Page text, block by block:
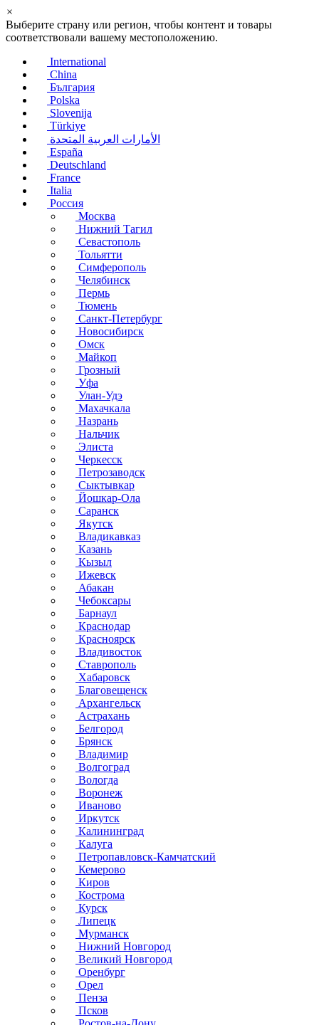
×
Выберите страну или регион, чтобы контент и товары
соответствовали вашему местоположению.
International
China
България
Polska
Slovenija
Türkiye
الأمارات العربية المتحدة
España
Deutschland
France
Italia
Россия
Москва
Нижний Тагил
Севастополь
Тольятти
Симферополь
Челябинск
Пермь
Тюмень
Санкт-Петербург
Новосибирск
Омск
Майкоп
Грозный
Уфа
Улан-Удэ
Махачкала
Назрань
Нальчик
Элиста
Черкесск
Петрозаводск
Сыктывкар
Йошкар-Ола
Саранск
Якутск
Владикавказ
Казань
Кызыл
Ижевск
Абакан
Чебоксары
Барнаул
Краснодар
Красноярск
Владивосток
Ставрополь
Хабаровск
Благовещенск
Архангельск
Астрахань
Белгород
Брянск
Владимир
Волгоград
Вологда
Воронеж
Иваново
Иркутск
Калининград
Калуга
Петропавловск-Камчатский
Кемерово
Киров
Кострома
Курск
Липецк
Мурманск
Нижний Новгород
Великий Новгород
Оренбург
Орел
Пенза
Псков